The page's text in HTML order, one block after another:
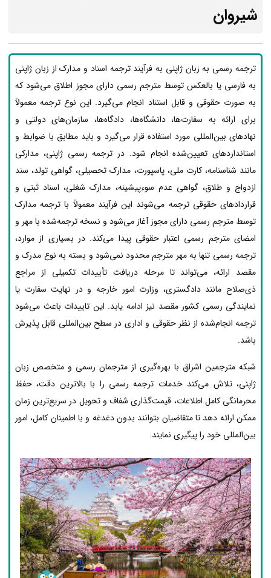
شیروان
ترجمه رسمی به زبان ژاپنی به فرآیند ترجمه اسناد و مدارک از زبان ژاپنی
به فارسی یا بالعکس توسط مترجم رسمی دارای مجوز اطلاق می‌شود که
به صورت حقوقی و قابل استناد انجام می‌گیرد. این نوع ترجمه معمولاً
برای ارائه به سفارت‌ها، دانشگاه‌ها، دادگاه‌ها، سازمان‌های دولتی و
نهادهای بین‌المللی مورد استفاده قرار می‌گیرد و باید مطابق با ضوابط و
استانداردهای تعیین‌شده انجام شود. در ترجمه رسمی ژاپنی، مدارکی
مانند شناسنامه، کارت ملی، پاسپورت، مدارک تحصیلی، گواهی تولد، سند
ازدواج و طلاق، گواهی عدم سوءپیشینه، مدارک شغلی، اسناد ثبتی و
قراردادهای حقوقی ترجمه می‌شوند این فرآیند معمولاً با ترجمه مدارک
توسط مترجم رسمی دارای مجوز آغاز می‌شود و نسخه ترجمه‌شده با مهر و
امضای مترجم رسمی اعتبار حقوقی پیدا می‌کند. در بسیاری از موارد،
ترجمه رسمی تنها به مهر مترجم محدود نمی‌شود و بسته به نوع مدرک و
مقصد ارائه، می‌تواند تا مرحله دریافت تأییدات تکمیلی از مراجع
ذی‌صلاح مانند دادگستری، وزارت امور خارجه و در نهایت سفارت یا
نمایندگی رسمی کشور مقصد نیز ادامه یابد. این تاییدات باعث می‌شود
ترجمه انجام‌شده از نظر حقوقی و اداری در سطح بین‌المللی قابل پذیرش
باشد.
شبکه مترجمین اشراق با بهره‌گیری از مترجمان رسمی و متخصص زبان
ژاپنی، تلاش می‌کند خدمات ترجمه رسمی را با بالاترین دقت، حفظ
محرمانگی کامل اطلاعات، قیمت‌گذاری شفاف و تحویل در سریع‌ترین زمان
ممکن ارائه دهد تا متقاضیان بتوانند بدون دغدغه و با اطمینان کامل، امور
بین‌المللی خود را پیگیری نمایند.